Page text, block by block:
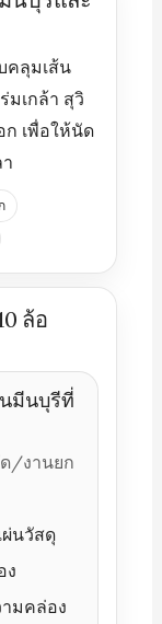
คลุมเส้น
มเกล้า สุวิ
เพื่อให้นัด
ล้อ
มีนบุรีที่
/งานยก
นวัสดุ
ง
มคล่อง